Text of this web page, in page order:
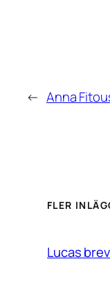
← Anna
FLER
Lucas